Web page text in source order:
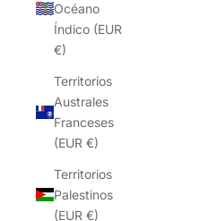
Océano
Índico (EUR
€)
Territorios
Australes
Franceses
(EUR €)
Territorios
Palestinos
(EUR €)